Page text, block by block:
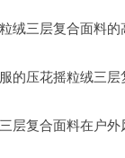
绒三层复合面料
的压花摇粒绒三
层复合面料在户